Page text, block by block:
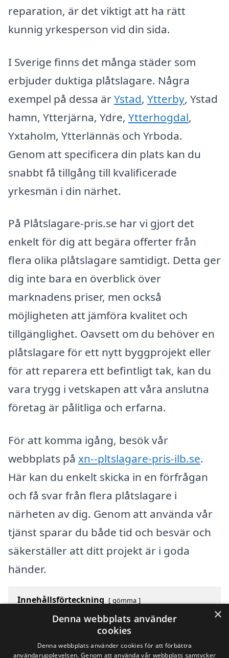
reparation, är det viktigt att ha rätt
kunnig yrkesperson vid din sida.
I Sverige finns det många städer som
erbjuder duktiga plåtslagare. Några
exempel på dessa ärYstad, Ytterby, Ystad
hamn, Ytterjärna, Ydre, Ytterhogdal,
Yxtaholm, Ytterlännäs och Yrboda.
Genom att specificera din plats kan du
snabbt få tillgång till kvalificerade
yrkesmän i din närhet.
På Plåtslagare-pris.se har vi gjort det
enkelt för dig att begära offerter från
flera olika plåtslagare samtidigt. Detta ger
dig inte bara en överblick över
marknadens priser, men också
möjligheten att jämföra kvalitet och
tillgänglighet. Oavsett om du behöver en
plåtslagare för ett nytt byggprojekt eller
för att reparera ett befintligt tak, kan du
vara trygg i vetskapen att våra anslutna
företag är pålitliga och erfarna.
För att komma igång, besök vår
webbplats på xn--pltslagare-pris-ilb.se.
Här kan du enkelt skicka in en förfrågan
och få svar från flera plåtslagare i
närheten av dig. Genom att använda vår
tjänst sparar du både tid och besvär och
säkerställer att ditt projekt är i goda
händer.
Innehållsförteckning gömma
Översikt över svenska städer som börjar med Y
Sök efter en skicklig plåtslagare i andra städer i
×
Denna webbplats använder
cookies
Denna webbplats använder cookies för att förbättra
användarupplevelsen. Genom att använda vår webbplats samtycker